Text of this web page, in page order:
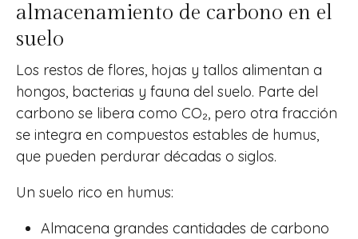
almacenamiento de carbono en el
suelo
Los restos de flores, hojas y tallos alimentan a
hongos, bacterias y fauna del suelo. Parte del
carbono se libera como CO₂, pero otra fracción
se integra en compuestos estables de humus,
que pueden perdurar décadas o siglos.
Un suelo rico en humus:
Almacena grandes cantidades de carbono